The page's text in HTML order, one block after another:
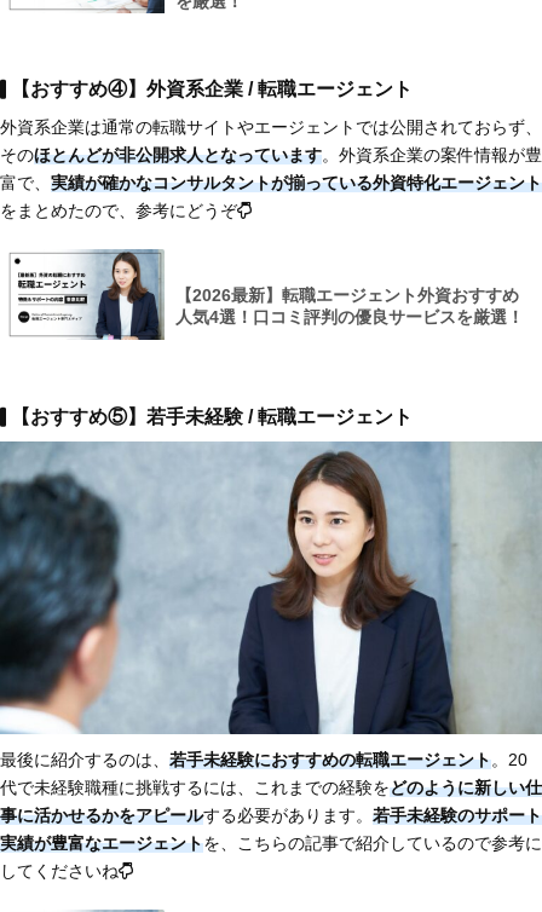
【おすすめ④】外資系企業 / 転職エージェント
外資系企業は通常の転職サイトやエージェントでは公開されておらず、
そのほとんどが非公開求人となっています。外資系企業の案件情報が豊
富で、 実績が確かなコンサルタントが揃っている外資特化エージェント
をまとめたので、参考にどうぞ
【2026最新】転職エージェント外資おすすめ
人気4選！口コミ評判の優良サービスを厳選！
【おすすめ⑤】若手未経験 / 転職エージェント
最後に紹介するのは、 若手未経験におすすめの転職エージェント。20
代で未経験職種に挑戦するには、これまでの経験をどのように新しい仕
事に活かせるかをアピールする必要があります。 若手未経験のサポート
実績が豊富なエージェントを、こちらの記事で紹介しているので参考に
してくださいね